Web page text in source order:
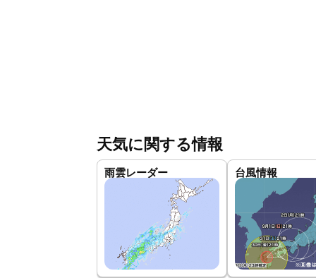
天気に関する情報
雨雲レーダー 台風情報